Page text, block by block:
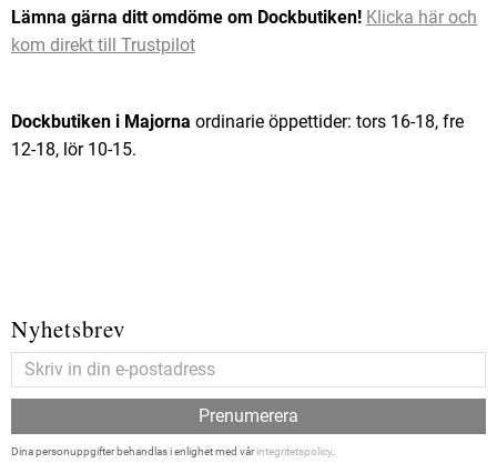
Lämna gärna ditt omdöme om Dockbutiken! Klicka här och
kom direkt till Trustpilot
Dockbutiken i Majorna ordinarie öppettider: tors 16-18, fre
12-18, lör 10-15.
Nyhetsbrev
Prenumerera
Dina personuppgifter behandlas i enlighet med vårintegritetspolicy.